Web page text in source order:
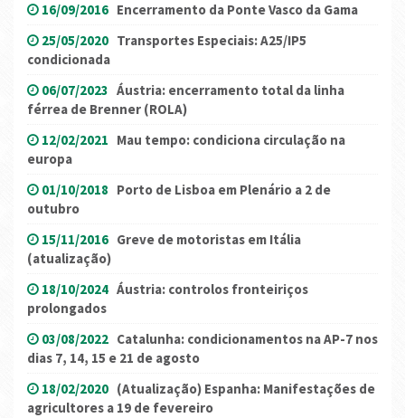
16/09/2016 Encerramento da Ponte Vasco da Gama
25/05/2020 Transportes Especiais: A25/IP5
condicionada
06/07/2023 Áustria: encerramento total da linha
férrea de Brenner (ROLA)
12/02/2021 Mau tempo: condiciona circulação na
europa
01/10/2018 Porto de Lisboa em Plenário a 2 de
outubro
15/11/2016 Greve de motoristas em Itália
(atualização)
18/10/2024 Áustria: controlos fronteiriços
prolongados
03/08/2022 Catalunha: condicionamentos na AP-7 nos
dias 7, 14, 15 e 21 de agosto
18/02/2020 (Atualização) Espanha: Manifestações de
agricultores a 19 de fevereiro